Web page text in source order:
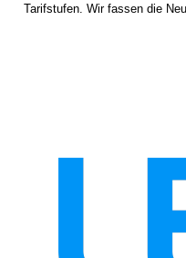
Tarifstufen. Wir fassen die